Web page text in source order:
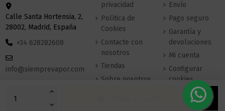
Calle Santa Hortensia, 2,
28002, Madrid, España
+34 628282608
info@siemprevapor.com
privacidad
Política de
Cookies
Contacte con
nosotros
Tiendas
Sobre nosotros
Envío
Pago seguro
Garantía y
devoluciones
Mi cuenta
Configurar
cookies